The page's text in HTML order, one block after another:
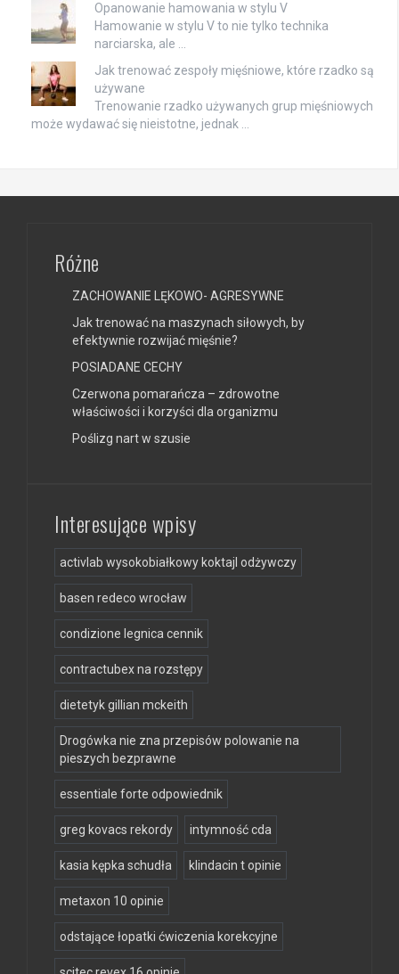
Opanowanie hamowania w stylu V
Hamowanie w stylu V to nie tylko technika
narciarska, ale …
Jak trenować zespoły mięśniowe, które rzadko są
używane
Trenowanie rzadko używanych grup mięśniowych
może wydawać się nieistotne, jednak …
Różne
ZACHOWANIE LĘKOWO- AGRESYWNE
Jak trenować na maszynach siłowych, by
efektywnie rozwijać mięśnie?
POSIADANE CECHY
Czerwona pomarańcza – zdrowotne
właściwości i korzyści dla organizmu
Poślizg nart w szusie
Interesujące wpisy
activlab wysokobiałkowy koktajl odżywczy
basen redeco wrocław
condizione legnica cennik
contractubex na rozstępy
dietetyk gillian mckeith
Drogówka nie zna przepisów polowanie na
pieszych bezprawne
essentiale forte odpowiednik
greg kovacs rekordy intymność cda
kasia kępka schudła klindacin t opinie
metaxon 10 opinie
odstające łopatki ćwiczenia korekcyjne